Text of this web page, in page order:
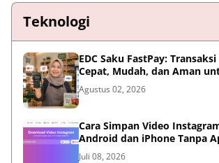
Teknologi
EDC Saku FastPay:
Cepat, Mudah, dan Aman
Agustus 02, 2026
Cara Simpan Video
Android dan iPhone Tanpa
Juli 08, 2026